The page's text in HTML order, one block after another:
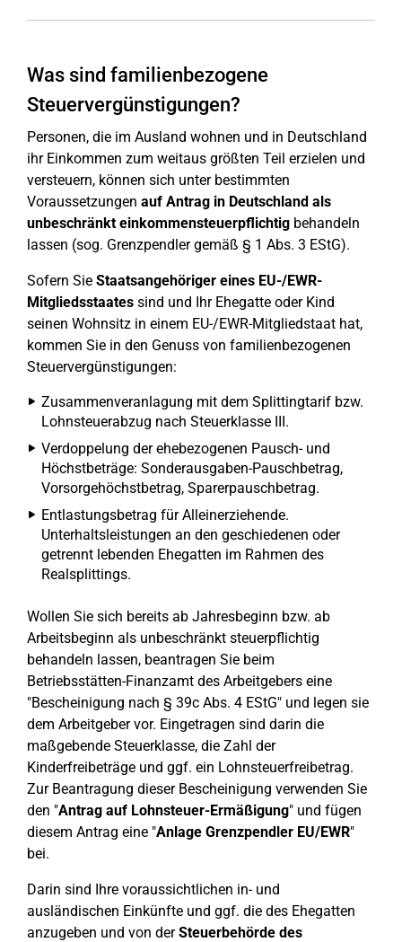
Was sind familienbezogene
Steuervergünstigungen?
Personen, die im Ausland wohnen und in Deutschland
ihr Einkommen zum weitaus größten Teil erzielen und
versteuern, können sich unter bestimmten
Voraussetzungen auf Antrag in Deutschland als
unbeschränkt einkommensteuerpflichtig behandeln
lassen (sog. Grenzpendler gemäß § 1 Abs. 3 EStG).
Sofern Sie Staatsangehöriger eines EU-/EWR-
Mitgliedsstaates sind und Ihr Ehegatte oder Kind
seinen Wohnsitz in einem EU-/EWR-Mitgliedstaat hat,
kommen Sie in den Genuss von familienbezogenen
Steuervergünstigungen:
Zusammenveranlagung mit dem Splittingtarif bzw.
Lohnsteuerabzug nach Steuerklasse III.
Verdoppelung der ehebezogenen Pausch- und
Höchstbeträge: Sonderausgaben-Pauschbetrag,
Vorsorgehöchstbetrag, Sparerpauschbetrag.
Entlastungsbetrag für Alleinerziehende.
Unterhaltsleistungen an den geschiedenen oder
getrennt lebenden Ehegatten im Rahmen des
Realsplittings.
Wollen Sie sich bereits ab Jahresbeginn bzw. ab
Arbeitsbeginn als unbeschränkt steuerpflichtig
behandeln lassen, beantragen Sie beim
Betriebsstätten-Finanzamt des Arbeitgebers eine
"Bescheinigung nach § 39c Abs. 4 EStG" und legen sie
dem Arbeitgeber vor. Eingetragen sind darin die
maßgebende Steuerklasse, die Zahl der
Kinderfreibeträge und ggf. ein Lohnsteuerfreibetrag.
Zur Beantragung dieser Bescheinigung verwenden Sie
den "Antrag auf Lohnsteuer-Ermäßigung" und fügen
diesem Antrag eine "Anlage Grenzpendler EU/EWR"
bei.
Darin sind Ihre voraussichtlichen in- und
ausländischen Einkünfte und ggf. die des Ehegatten
anzugeben und von derSteuerbehörde des